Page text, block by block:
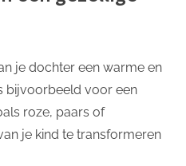
je dochter een warme en
bijvoorbeeld voor een
roze, paars of
je kind te transformeren